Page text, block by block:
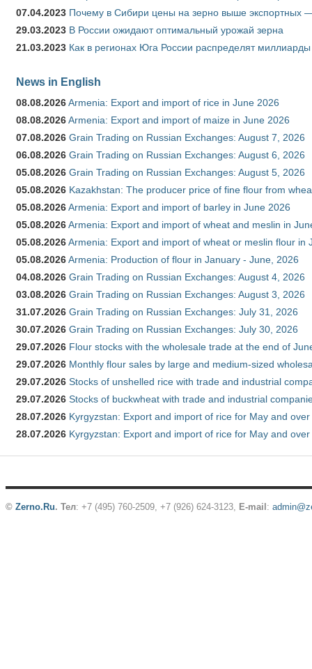
07.04.2023 Почему в Сибири цены на зерно выше экспортных
29.03.2023 В России ожидают оптимальный урожай зерна
21.03.2023 Как в регионах Юга России распределят
News in English
08.08.2026Armenia: Export and import of rice in June 2026
08.08.2026Armenia: Export and import of maize in June 2026
07.08.2026 Grain Trading on Russian Exchanges: August 7, 2026
06.08.2026 Grain Trading on Russian Exchanges: August 6, 2026
05.08.2026 Grain Trading on Russian Exchanges: August 5, 2026
05.08.2026 Kazakhstan: The producer price of fine flour from
05.08.2026Armenia: Export and import of barley in June 2026
05.08.2026Armenia: Export and import of wheat and meslin in
05.08.2026Armenia: Export and import of wheat or meslin flour in
05.08.2026Armenia: Production of flour in January - June, 2026
04.08.2026 Grain Trading on Russian Exchanges: August 4, 2026
03.08.2026 Grain Trading on Russian Exchanges: August 3, 2026
31.07.2026 Grain Trading on Russian Exchanges: July 31, 2026
30.07.2026 Grain Trading on Russian Exchanges: July 30, 2026
29.07.2026 Flour stocks with the wholesale trade at the end of
29.07.2026 Monthly flour sales by large and medium-sized
29.07.2026 Stocks of unshelled rice with trade and industrial
29.07.2026 Stocks of buckwheat with trade and industrial
28.07.2026 Kyrgyzstan: Export and import of rice for May and
28.07.2026 Kyrgyzstan: Export and import of rice for May and
© Zerno.Ru. Тел: +7 (495) 760-2509, +7 (926) 624-3123, E-mail :